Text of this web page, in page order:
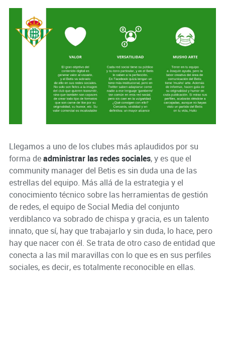
Llegamos a uno de los clubes más aplaudidos por su
forma deadministrar las redes sociales, y es que el
community manager del Betis es sin duda una de las
estrellas del equipo. Más allá de la estrategia y el
conocimiento técnico sobre las herramientas de gestión
de redes, el equipo de Social Media del conjunto
verdiblanco va sobrado de chispa y gracia, es un talento
innato, que sí, hay que trabajarlo y sin duda, lo hace, pero
hay que nacer con él. Se trata de otro caso de entidad que
conecta a las mil maravillas con lo que es en sus perfiles
sociales, es decir, es totalmente reconocible en ellas.